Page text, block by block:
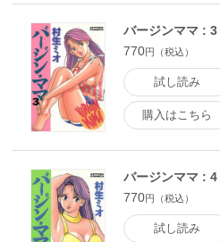
バージンママ : 3
770円（税込）
試し読み
購入はこちら
バージンママ : 4
770円（税込）
試し読み